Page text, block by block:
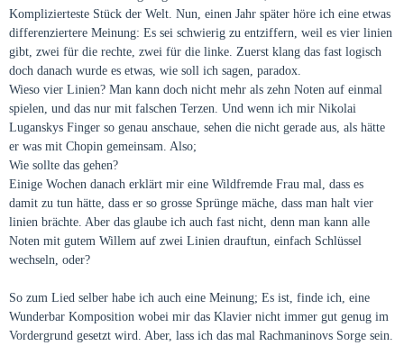
Komplizierteste Stück der Welt. Nun, einen Jahr später höre ich eine etwas
differenziertere Meinung: Es sei schwierig zu entziffern, weil es vier linien
gibt, zwei für die rechte, zwei für die linke. Zuerst klang das fast logisch
doch danach wurde es etwas, wie soll ich sagen, paradox.
Wieso vier Linien? Man kann doch nicht mehr als zehn Noten auf einmal
spielen, und das nur mit falschen Terzen. Und wenn ich mir Nikolai
Luganskys Finger so genau anschaue, sehen die nicht gerade aus, als hätte
er was mit Chopin gemeinsam. Also;
Wie sollte das gehen?
Einige Wochen danach erklärt mir eine Wildfremde Frau mal, dass es
damit zu tun hätte, dass er so grosse Sprünge mäche, dass man halt vier
linien brächte. Aber das glaube ich auch fast nicht, denn man kann alle
Noten mit gutem Willem auf zwei Linien drauftun, einfach Schlüssel
wechseln, oder?
So zum Lied selber habe ich auch eine Meinung; Es ist, finde ich, eine
Wunderbar Komposition wobei mir das Klavier nicht immer gut genug im
Vordergrund gesetzt wird. Aber, lass ich das mal Rachmaninovs Sorge sein.